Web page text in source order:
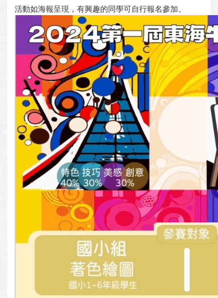
活動如海報呈現，有興趣的同學可自行報名參加。